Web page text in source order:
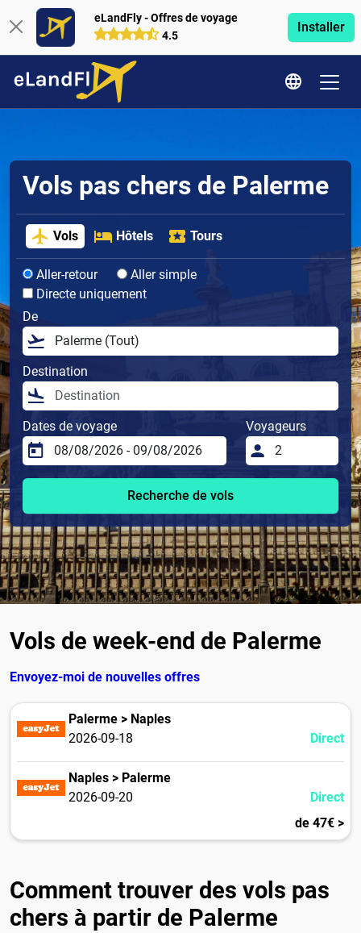
eLandFly - Offres de voyage
4.5
Installer
Vols pas chers de Palerme
Vols Hôtels Tours
Aller-retour
Aller simple
Directe uniquement
De
Destination
Dates de voyage Voyageurs
Recherche de vols
Vols de week-end de Palerme
Envoyez-moi de nouvelles offres
Palerme > Naples
2026-09-18
Direct
Naples > Palerme
2026-09-20
Direct
de 47€ >
Comment trouver des vols pas
chers à partir de Palerme